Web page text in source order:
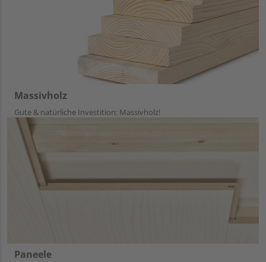
Massivholz
Gute & natürliche Investition: Massivholz!
Paneele